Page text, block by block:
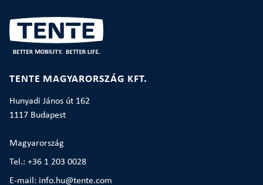
TENTE MAGYARORSZÁG KFT.
Hunyadi János út 162
1117 Budapest
Magyarország
Tel.: +36 1 203 0028
E-mail: info.hu@tente.com